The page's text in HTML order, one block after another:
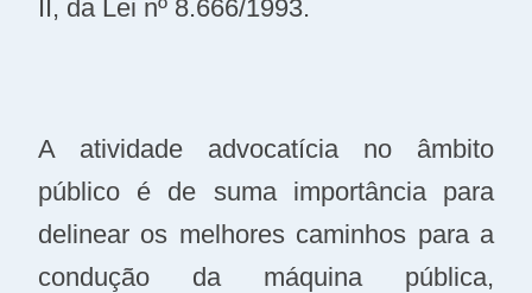
II, da Lei nº 8.666/1993.
A atividade advocatícia no âmbito
público é de suma importância para
delinear os melhores caminhos para a
condução da máquina pública,